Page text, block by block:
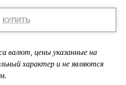
КУПИТЬ
валют, цены указанные на
характер и не являются